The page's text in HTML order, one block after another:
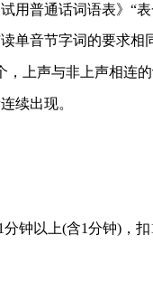
用普通话词语表》“
单音节字词的要求相
，上声与非上声相连
续出现。
钟以上(含1分钟)，